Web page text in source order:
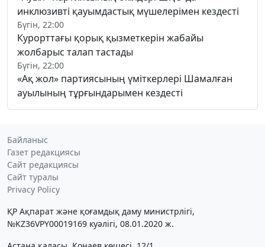
инклюзивті қауымдастық мүшелерімен кездесті
Бүгін, 22:00
Курорттағы қорық қызметкерін жабайы
жолбарыс талап тастады
Бүгін, 22:00
«Ақ жол» партиясының үміткерлері Шамалған
ауылының тұрғындарымен кездесті
Байланыс
Газет редакциясы
Сайт редакциясы
Сайт туралы
Privacy Policy
ҚР Ақпарат және қоғамдық даму министрлігі,
№KZ36VPY00019169 куәлігі, 08.01.2020 ж.